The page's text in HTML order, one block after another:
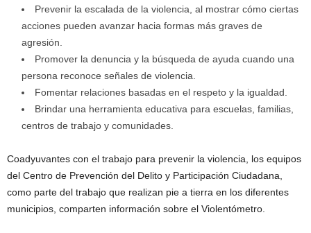
Prevenir la escalada de la violencia, al mostrar cómo ciertas
acciones pueden avanzar hacia formas más graves de
agresión.
Promover la denuncia y la búsqueda de ayuda cuando una
persona reconoce señales de violencia.
Fomentar relaciones basadas en el respeto y la igualdad.
Brindar una herramienta educativa para escuelas, familias,
centros de trabajo y comunidades.
Coadyuvantes con el trabajo para prevenir la violencia, los equipos
del Centro de Prevención del Delito y Participación Ciudadana,
como parte del trabajo que realizan pie a tierra en los diferentes
municipios, comparten información sobre el Violentómetro.